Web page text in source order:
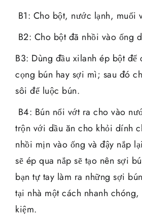
B1: Cho bột, nước lạnh, muối
B2: Cho bột đã nhồi vào ống
B3: Dùng đầu xilanh ép bột để
cọng bún hay sợi mì; sau đó
sôi để luộc bún.
B4: Bún nổi vớt ra cho vào
trộn với dầu ăn cho khỏi dính
nhồi mịn vào ống và đậy nắp
sẽ ép qua nắp sẽ tạo nên sợi
bạn tự tay làm ra những sợi
tại nhà một cách nhanh
kiệm.